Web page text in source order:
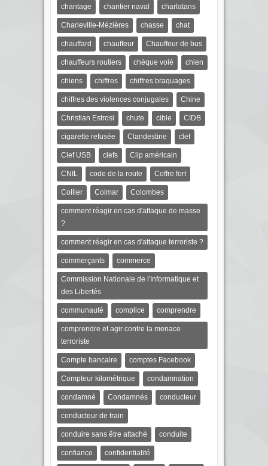
chantage chantier naval charlatans
Charleville-Mézières chasse chat
chauffard chauffeur Chauffeur de bus
chauffeurs routiers chèque volé chien
chiens chiffres chiffres braquages
chiffres des violences conjugales Chine
Christian Estrosi chute cible CIDB
cigarette refusée Clandestine clef
Clef USB clefs Clip américain
CNIL code de la route Coffre fort
Collier Colmar Colombes
comment réagir en cas d'attaque de masse
?
comment réagir en cas d'attaque terroriste ?
commerçants commerce
Commission Nationale de l'Informatique et
des Libertés
communauté complice comprendre
comprendre et agir contre la menace
terroriste
Compte bancaire comptes Facebook
Compteur kilométrique condamnation
condamné Condamnés conducteur
conducteur de train
conduire sans être attaché conduite
confiance confidentialité